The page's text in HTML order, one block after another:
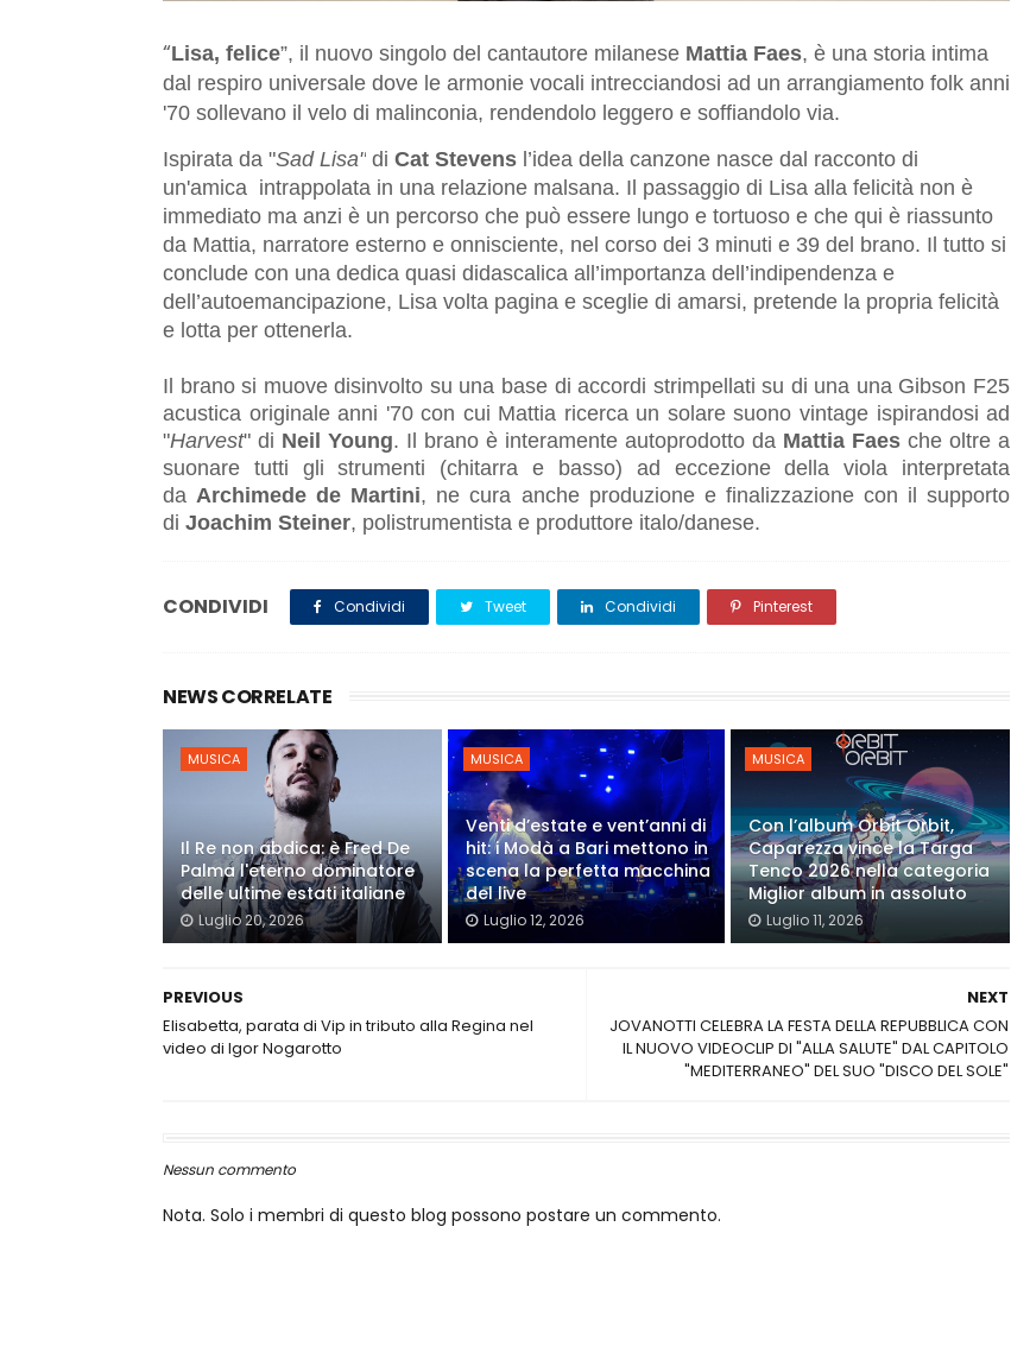
“Lisa, felice”, il nuovo singolo del cantautore milanese Mattia Faes, è una storia intima
dal respiro universale dove le armonie vocali intrecciandosi ad un arrangiamento folk anni
'70 sollevano il velo di malinconia, rendendolo leggero e soffiandolo via.
Ispirata da "Sad Lisa" di Cat Stevens l’idea della canzone nasce dal racconto di
un'amica intrappolata in una relazione malsana. Il passaggio di Lisa alla felicità non è
immediato ma anzi è un percorso che può essere lungo e tortuoso e che qui è riassunto
da Mattia, narratore esterno e onnisciente, nel corso dei 3 minuti e 39 del brano. Il tutto si
conclude con una dedica quasi didascalica all’importanza dell’indipendenza e
dell’autoemancipazione, Lisa volta pagina e sceglie di amarsi, pretende la propria felicità
e lotta per ottenerla.
Il brano si muove disinvolto su una base di accordi strimpellati su di una una Gibson F25
acustica originale anni '70 con cui Mattia ricerca un solare suono vintage ispirandosi ad
"Harvest" di Neil Young. Il brano è interamente autoprodotto da Mattia Faes che oltre a
suonare tutti gli strumenti (chitarra e basso) ad eccezione della viola interpretata
daArchimede de Martini, ne cura anche produzione e finalizzazione con il supporto
di Joachim Steiner, polistrumentista e produttore italo/danese.
CONDIVIDI Condividi Tweet Condividi Pinterest
NEWS CORRELATE
MUSICA
Il Re non abdica: è Fred De
Palma l'eterno dominatore
delle ultime estati italiane
Luglio 20, 2026
MUSICA
Venti d’estate e vent’anni di
hit: i Modà a Bari mettono in
scena la perfetta macchina
del live
Luglio 12, 2026
MUSICA
Con l’album Orbit Orbit,
Caparezza vince la Targa
Tenco 2026 nella categoria
Miglior album in assoluto
Luglio 11, 2026
NEXT
JOVANOTTI CELEBRA LA FESTA DELLA REPUBBLICA CON
IL NUOVO VIDEOCLIP DI "ALLA SALUTE" DAL CAPITOLO
"MEDITERRANEO" DEL SUO "DISCO DEL SOLE"
PREVIOUS
Elisabetta, parata di Vip in tributo alla Regina nel
video di Igor Nogarotto
Nessun commento
Nota. Solo i membri di questo blog possono postare un commento.